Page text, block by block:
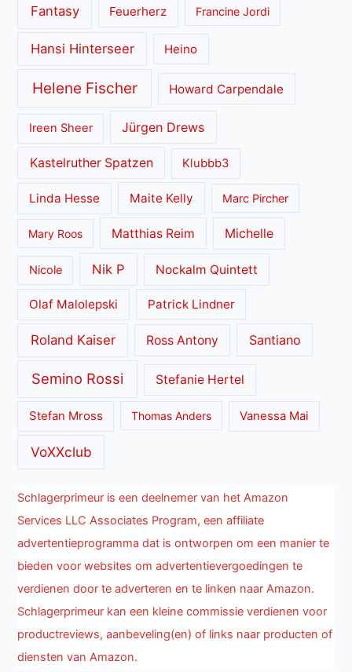
Fantasy Feuerherz Francine Jordi
Hansi Hinterseer Heino
Helene Fischer Howard Carpendale
Ireen Sheer Jürgen Drews
Kastelruther Spatzen Klubbb3
Linda Hesse Maite Kelly Marc Pircher
Mary Roos Matthias Reim Michelle
Nicole Nik P Nockalm Quintett
Olaf Malolepski Patrick Lindner
Roland Kaiser Ross Antony Santiano
Semino Rossi Stefanie Hertel
Stefan Mross Thomas Anders Vanessa Mai
VoXXclub
Schlagerprimeur is een deelnemer van het Amazon
Services LLC Associates Program, een affiliate
advertentieprogramma dat is ontworpen om een manier te
bieden voor websites om advertentievergoedingen te
verdienen door te adverteren en te linken naar Amazon.
Schlagerprimeur kan een kleine commissie verdienen voor
productreviews, aanbeveling(en) of links naar producten of
diensten van Amazon.